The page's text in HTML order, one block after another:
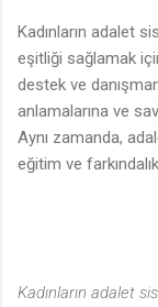
Kadınların adalet
eşitliği sağlamak
destek ve
anlamalarına ve
Aynı zamanda,
eğitim ve
Kadınların adalet